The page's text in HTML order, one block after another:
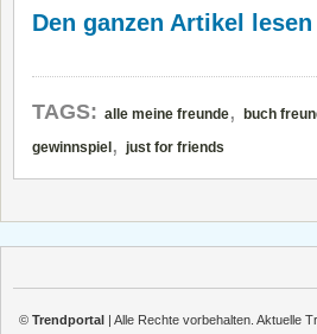
Den ganzen Artikel lesen
TAGS: alle meine freunde, buch
gewinnspiel , just for friends
© Trendportal | Alle Rechte vorbehalten. Aktuelle